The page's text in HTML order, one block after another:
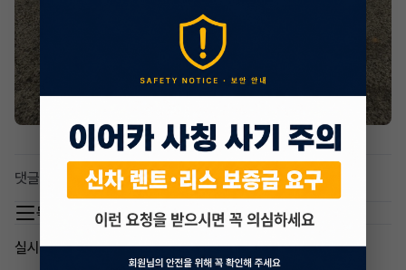
댓글 0
목록 이동
실시간 인기글